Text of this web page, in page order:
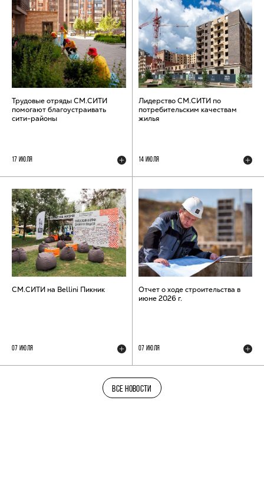
Трудовые отряды СМ.СИТИ
помогают благоустраивать
сити-районы
17 ИЮЛЯ
Лидерство СМ.СИТИ по
потребительским качествам
жилья
14 ИЮЛЯ
СМ.СИТИ на Bellini Пикник
07 ИЮЛЯ
Отчет о ходе строительства в
июне 2026 г.
07 ИЮЛЯ
ВСЕ НОВОСТИ